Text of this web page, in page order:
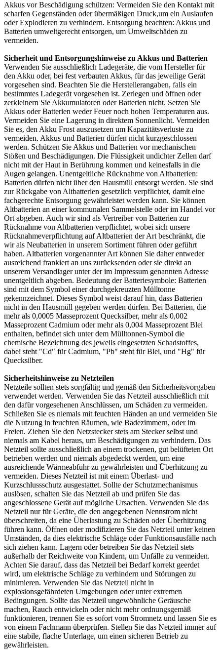
Akkus vor Beschädigung schützen: Vermeiden Sie den Kontakt mit
scharfen Gegenständen oder übermäßigen Druck,um ein Auslaufen
oder Explodieren zu verhindern. Entsorgung beachten: Akkus und
Batterien umweltgerecht entsorgen, um Umweltschäden zu
vermeiden.
Sicherheit und Entsorgungshinweise zu Akkus und Batterien
Verwenden Sie ausschließlich Ladegeräte, die vom Hersteller für
den Akku oder, bei fest verbauten Akkus, für das jeweilige Gerät
vorgesehen sind. Beachten Sie die Herstellerangaben, falls ein
bestimmtes Ladegerät vorgesehen ist. Zerlegen und öffnen oder
zerkleinern Sie Akkumulatoren oder Batterien nicht. Setzen Sie
Akkus oder Batterien weder Feuer noch hohen Temperaturen aus.
Vermeiden Sie eine Lagerung in direktem Sonnenlicht. Vermeiden
Sie es, den Akku Frost auszusetzen um Kapazitätsverluste zu
vermeiden. Akkus und Batterien dürfen nicht kurzgeschlossen
werden. Schützen Sie Akkus und Batterien vor mechanischen
Stößen und Beschädigungen. Die Flüssigkeit undichter Zellen darf
nicht mit der Haut in Berührung kommen und keinesfalls in die
Augen gelangen. Unentgeltliche Rücknahme von Altbatterien:
Batterien dürfen nicht über den Hausmüll entsorgt werden. Sie sind
zur Rückgabe von Altbatterien gesetzlich verpflichtet, damit eine
fachgerechte Entsorgung gewährleistet werden kann. Sie können
Altbatterien an einer kommunalen Sammelstelle oder im Handel vor
Ort abgeben. Auch wir sind als Vertreiber von Batterien zur
Rücknahme von Altbatterien verpflichtet, wobei sich unsere
Rücknahmeverpflichtung auf Altbatterien der Art beschränkt, die
wir als Neubatterien in unserem Sortiment führen oder geführt
haben. Altbatterien vorgenannter Art können Sie daher entweder
ausreichend frankiert an uns zurücksenden oder sie direkt an
unserem Versandlager unter der im Impressum genannten Adresse
unentgeltlich abgeben. Bedeutung der Batteriesymbole: Batterien
sind mit dem Symbol einer durchgekreuzten Mülltonne
gekennzeichnet. Dieses Symbol weist darauf hin, dass Batterien
nicht in den Hausmüll gegeben werden dürfen. Bei Batterien, die
mehr als 0,0005 Masseprozent Quecksilber, mehr als 0,002
Masseprozent Cadmium oder mehr als 0,004 Masseprozent Blei
enthalten, befindet sich unter dem Mülltonnen-Symbol die
chemische Bezeichnung des jeweils eingesetzten Schadstoffes,
dabei steht "Cd" für Cadmium, "Pb" steht für Blei, und "Hg" für
Quecksilber.
Sicherheitshinweise zu Netzteilen
Netzteile sollten stets sorgfältig und gemäß den Sicherheitsvorgaben
verwendet werden. Verwenden Sie das Netzteil ausschließlich mit
den dafür vorgesehenen Anschlüssen, um Schäden zu vermeiden.
Schließen Sie es niemals mit feuchten Händen an und vermeiden Sie
die Nutzung in feuchten Räumen, wie Badezimmern, oder im
Freien. Ziehen Sie den Netzstecker stets am Stecker selbst und
niemals am Kabel heraus, um Beschädigungen zu verhindern. Das
Netzteil sollte ausschließlich an einem trockenen, gut belüfteten Ort
betrieben werden und niemals abgedeckt werden, um eine
ausreichende Wärmeabfuhr zu gewährleisten und Überhitzung zu
vermeiden. Dieses Netzteil ist mit einem Überlast- und
Kurzschlussschutz ausgestattet. Sollte der Schutzmechanismus
auslösen, schalten Sie das Netzteil ab und prüfen Sie das
angeschlossene Gerät auf mögliche Ursachen. Verwenden Sie das
Netzteil nur für Geräte, die den angegebenen Nennstrom nicht
überschreiten, da eine Überlastung zu Schäden oder Überhitzung
führen kann. Öffnen oder modifizieren Sie das Netzteil unter keinen
Umständen, da dies elektrische Schläge oder Funktionsausfälle nach
sich ziehen kann. Lagern oder betreiben Sie das Netzteil stets
außerhalb der Reichweite von Kindern, um Unfälle zu vermeiden.
Achten Sie darauf, dass das Netzteil bei Bedarf korrekt geerdet
wird, um elektrische Schläge zu verhindern und Störungen zu
minimieren. Verwenden Sie das Netzteil nicht in
explosionsgefährdeten Umgebungen oder unter extremen
Bedingungen. Sollte das Netzteil ungewöhnliche Geräusche
machen, Rauch entwickeln oder nicht mehr ordnungsgemäß
funktionieren, trennen Sie es sofort vom Stromnetz und lassen Sie es
von einem Fachmann überprüfen. Stellen Sie das Netzteil immer auf
eine stabile, flache Unterlage, um einen sicheren Betrieb zu
gewährleisten.